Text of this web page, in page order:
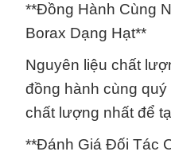
**Đồng Hành Cùng
Borax Dạng Hạt**
Nguyên liệu chất
đồng hành cùng
chất lượng nhất để
**Đánh Giá Đối Tác